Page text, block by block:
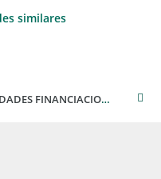
similares
SANTA FE Y SANTIAGO. ULTIMAS UNIDADES FINANCIACION PROPIA. CALIDAD SUPERIOR